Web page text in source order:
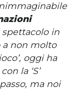
in
a non molto
oggi ha
la ‘S’
ma noi